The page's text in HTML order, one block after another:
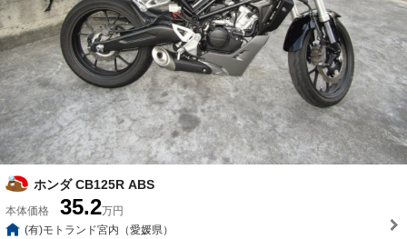
ホンダ CB125R ABS
本体価格 35.2万円
(有)モトランド宮内（愛媛県）